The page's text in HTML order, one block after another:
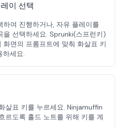
이 선택
하여 진행하거나, 자유 플레이를
을 선택하세요. Sprunki(스프런키)
화면의 프롬프트에 맞춰 화살표 키
하세요.
살표 키를 누르세요. Ninjamuffin
르도록 홀드 노트를 위해 키를 계